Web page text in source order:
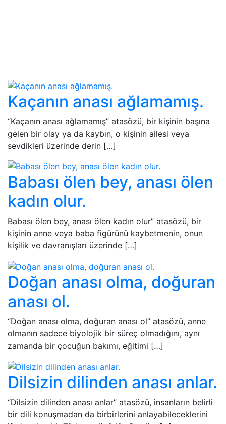
Kaçanın anası ağlamamış.
“Kaçanın anası ağlamamış” atasözü, bir kişinin başına
gelen bir olay ya da kaybın, o kişinin ailesi veya
sevdikleri üzerinde derin […]
Babası ölen bey, anası ölen
kadın olur.
Babası ölen bey, anası ölen kadın olur” atasözü, bir
kişinin anne veya baba figürünü kaybetmenin, onun
kişilik ve davranışları üzerinde […]
Doğan anası olma, doğuran
anası ol.
“Doğan anası olma, doğuran anası ol” atasözü, anne
olmanın sadece biyolojik bir süreç olmadığını, aynı
zamanda bir çocuğun bakımı, eğitimi […]
Dilsizin dilinden anası anlar.
“Dilsizin dilinden anası anlar” atasözü, insanların belirli
bir dili konuşmadan da birbirlerini anlayabileceklerini